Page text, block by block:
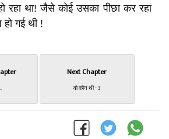
रहा था! जैसे कोई उसका पीछा कर रहा
गई थी !
Next Chapter
वो कौन थी - 3